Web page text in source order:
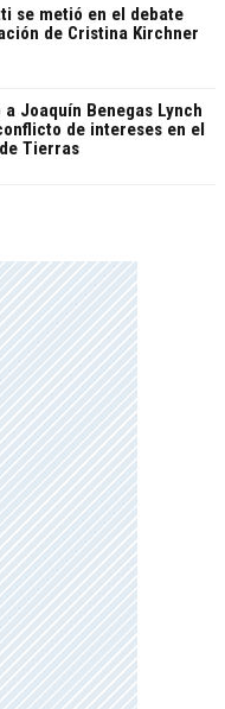
se metió en el debate
de Cristina Kirchner
Joaquín Benegas Lynch
de intereses en el
Tierras